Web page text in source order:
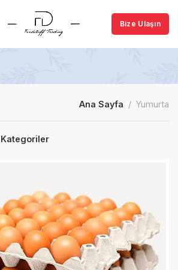
Bize Ulaşın
Ana Sayfa Yumurta
Kategoriler